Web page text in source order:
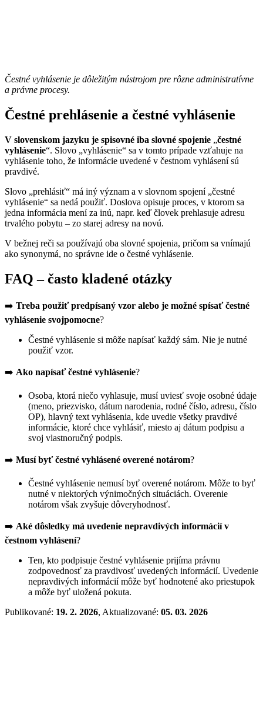
Čestné vyhlásenie je dôležitým nástrojom pre rôzne administratívne
a právne procesy.
Čestné prehlásenie a čestné vyhlásenie
V slovenskom jazyku je spisovné iba slovné spojenie „čestné
vyhlásenie“. Slovo „vyhlásenie“ sa v tomto prípade vzťahuje na
vyhlásenie toho, že informácie uvedené v čestnom vyhlásení sú
pravdivé.
Slovo „prehlásiť“ má iný význam a v slovnom spojení „čestné
vyhlásenie“ sa nedá použiť. Doslova opisuje proces, v ktorom sa
jedna informácia mení za inú, napr. keď človek prehlasuje adresu
trvalého pobytu – zo starej adresy na novú.
V bežnej reči sa používajú oba slovné spojenia, pričom sa vnímajú
ako synonymá, no správne ide o čestné vyhlásenie.
FAQ – často kladené otázky
➡️ Treba použiť predpísaný vzor alebo je možné spísať čestné
vyhlásenie svojpomocne?
Čestné vyhlásenie si môže napísať každý sám. Nie je nutné
použiť vzor.
➡️ Ako napísať čestné vyhlásenie?
Osoba, ktorá niečo vyhlasuje, musí uviesť svoje osobné údaje
(meno, priezvisko, dátum narodenia, rodné číslo, adresu, číslo
OP), hlavný text vyhlásenia, kde uvedie všetky pravdivé
informácie, ktoré chce vyhlásiť, miesto aj dátum podpisu a
svoj vlastnoručný podpis.
➡️ Musí byť čestné vyhlásené overené notárom?
Čestné vyhlásenie nemusí byť overené notárom. Môže to byť
nutné v niektorých výnimočných situáciách. Overenie
notárom však zvyšuje dôveryhodnosť.
➡️ Aké dôsledky má uvedenie nepravdivých informácií v
čestnom vyhlásení?
Ten, kto podpisuje čestné vyhlásenie prijíma právnu
zodpovednosť za pravdivosť uvedených informácií. Uvedenie
nepravdivých informácií môže byť hodnotené ako priestupok
a môže byť uložená pokuta.
Publikované: 19. 2. 2026, Aktualizované: 05. 03. 2026